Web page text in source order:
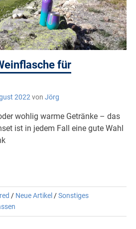
für
2022von Jörg
wohlig warme Getränke – das
ist in jedem Fall eine gute Wahl
/ Neue Artikel /Sonstiges